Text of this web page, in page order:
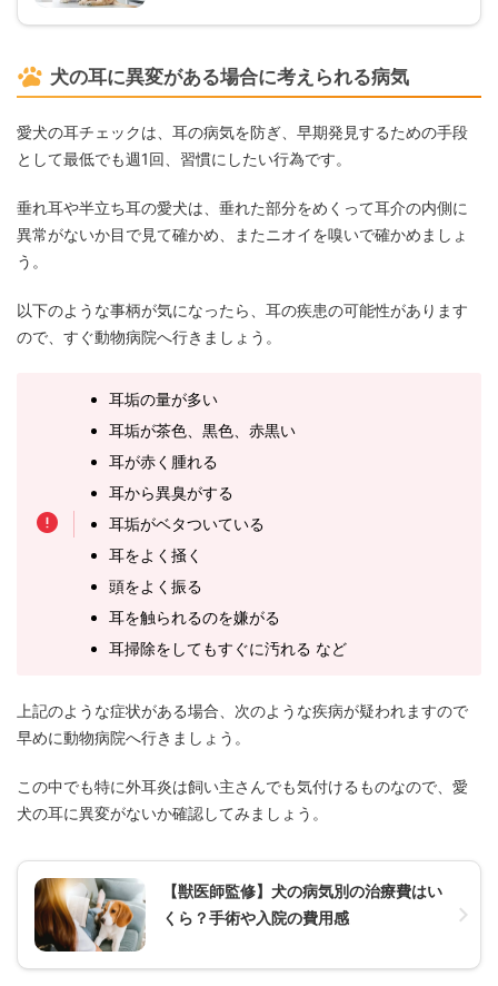
犬の耳に異変がある場合に考えられる病気
愛犬の耳チェックは、耳の病気を防ぎ、早期発見するための手段
として最低でも週1回、習慣にしたい行為です。
垂れ耳や半立ち耳の愛犬は、垂れた部分をめくって耳介の内側に
異常がないか目で見て確かめ、またニオイを嗅いで確かめましょ
う。
以下のような事柄が気になったら、耳の疾患の可能性があります
ので、すぐ動物病院へ行きましょう。
耳垢の量が多い
耳垢が茶色、黒色、赤黒い
耳が赤く腫れる
耳から異臭がする
耳垢がベタついている
耳をよく掻く
頭をよく振る
耳を触られるのを嫌がる
耳掃除をしてもすぐに汚れる など
上記のような症状がある場合、次のような疾病が疑われますので
早めに動物病院へ行きましょう。
この中でも特に外耳炎は飼い主さんでも気付けるものなので、愛
犬の耳に異変がないか確認してみましょう。
【獣医師監修】犬の病気別の治療費はい
くら？手術や入院の費用感